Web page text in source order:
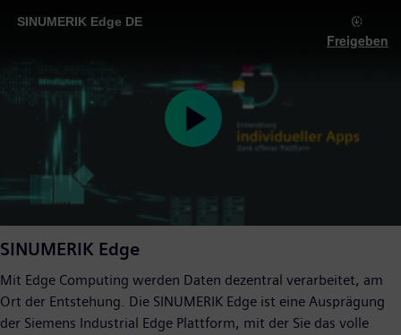
SINUMERIK Edge DE
Freigeben
Play
SINUMERIK Edge
Mit Edge Computing werden Daten dezentral verarbeitet, am
Ort der Entstehung. Die SINUMERIK Edge ist eine Ausprägung
der Siemens Industrial Edge Plattform, mit der Sie das volle